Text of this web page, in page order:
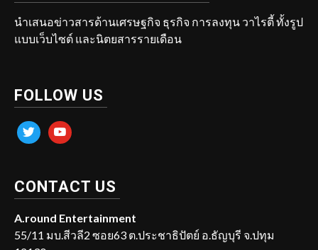
นำเสนอข่าวสารด้านเศรษฐกิจ ธุรกิจ การลงทุน วาไรตี้ ทั้งรูป
แบบเว็บไซต์ และนิตยสารรายเดือน
FOLLOW US
twitter youtube
CONTACT US
A.round Entertainment
55/11 มบ.สีวลี2 ซอย63 ต.ประชาธิปัตย์ อ.ธัญบุรี จ.ปทุม